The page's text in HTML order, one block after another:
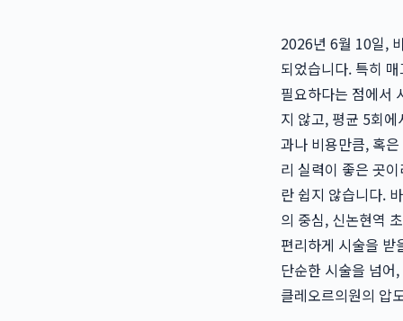
2026년 6월 10일,
되었습니다. 특히
필요하다는 점에서
지 않고, 평균 5회
과나 비용만큼, 혹
리 실력이 좋은 곳
란 쉽지 않습니다.
의 중심, 신논현역
편리하게 시술을
단순한 시술을 넘어
클레오르의원의 압